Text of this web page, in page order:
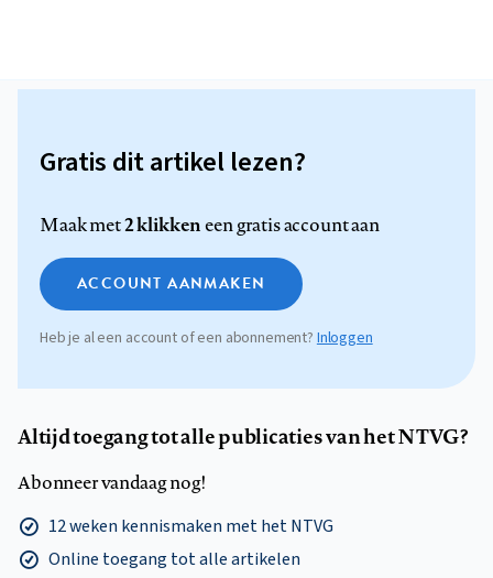
Gratis dit artikel lezen?
Maak met2 klikkeneen gratis account aan
ACCOUNT AANMAKEN
Heb je al een account of een abonnement? Inloggen
Altijd toegang tot alle publicaties van het NTVG?
Abonneer vandaag nog!
12 weken kennismaken met het NTVG
Online toegang tot alle artikelen